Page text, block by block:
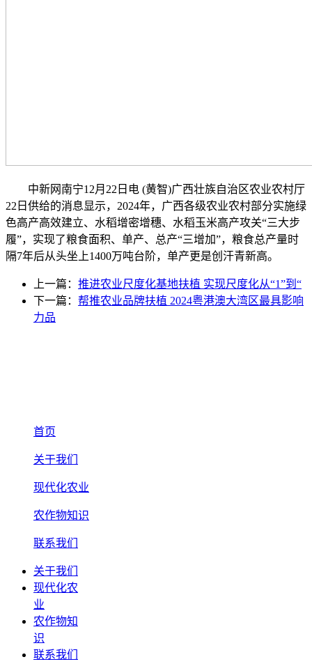
中新网南宁12月22日电 (黄智)广西壮族自治区农业农村厅
22日供给的消息显示，2024年，广西各级农业农村部分实施绿
色高产高效建立、水稻增密增穗、水稻玉米高产攻关“三大步
履”，实现了粮食面积、单产、总产“三增加”，粮食总产量时
隔7年后从头坐上1400万吨台阶，单产更是创汗青新高。
上一篇： 推进农业尺度化基地扶植 实现尺度化从“1”到“
下一篇： 帮推农业品牌扶植 2024粤港澳大湾区最具影响
力品
首页
关于我们
现代化农业
农作物知识
联系我们
关于我们
现代化农
业
农作物知
识
联系我们